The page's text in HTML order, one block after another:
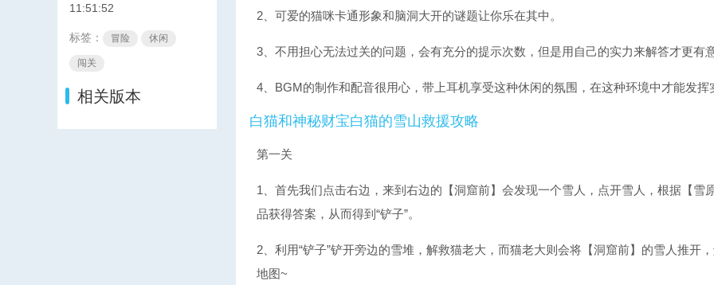
11:51:52
标签： 冒险 休闲
闯关
相关版本
2、可爱的猫咪卡通形象和脑洞大开的谜题让你乐在其中。
3、不用担心无法过关的问题，会有充分的提示次数，但是用自己的实力来解答才更有
4、BGM的制作和配音很用心，带上耳机享受这种休闲的氛围，在这种环境中才能发挥
白猫和神秘财宝白猫的雪山救援攻略
第一关
1、首先我们点击右边，来到右边的【洞窟前】会发现一个雪人，点开雪人，根据【雪
品获得答案，从而得到“铲子”。
2、利用“铲子”铲开旁边的雪堆，解救猫老大，而猫老大则会将【洞窟前】的雪人推开
地图~